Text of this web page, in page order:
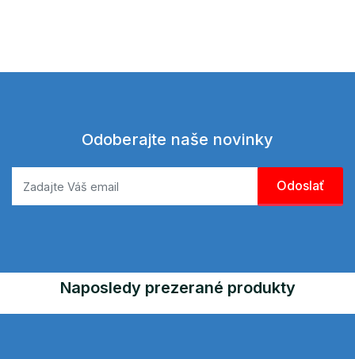
Odoberajte naše novinky
Naposledy prezerané produkty